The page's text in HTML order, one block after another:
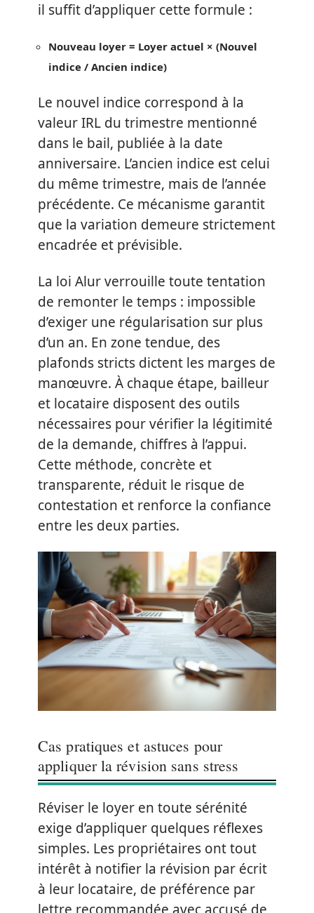
il suffit d’appliquer cette formule :
Nouveau loyer = Loyer actuel × (Nouvel
indice / Ancien indice)
Le nouvel indice correspond à la
valeur IRL du trimestre mentionné
dans le bail, publiée à la date
anniversaire. L’ancien indice est celui
du même trimestre, mais de l’année
précédente. Ce mécanisme garantit
que la variation demeure strictement
encadrée et prévisible.
La loi Alur verrouille toute tentation
de remonter le temps : impossible
d’exiger une régularisation sur plus
d’un an. En zone tendue, des
plafonds stricts dictent les marges de
manœuvre. À chaque étape, bailleur
et locataire disposent des outils
nécessaires pour vérifier la légitimité
de la demande, chiffres à l’appui.
Cette méthode, concrète et
transparente, réduit le risque de
contestation et renforce la confiance
entre les deux parties.
Cas pratiques et astuces pour
appliquer la révision sans stress
Réviser le loyer en toute sérénité
exige d’appliquer quelques réflexes
simples. Les propriétaires ont tout
intérêt à notifier la révision par écrit
à leur locataire, de préférence par
lettre recommandée avec accusé de